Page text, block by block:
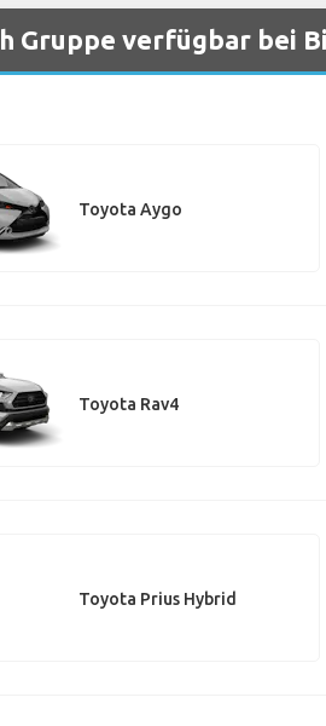
Gruppe verfügbar bei
Toyota Aygo
Toyota Rav4
Toyota Prius Hybrid